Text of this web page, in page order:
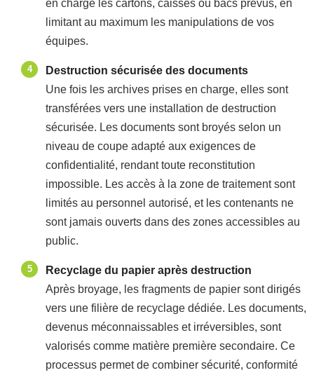
en charge les cartons, caisses ou bacs prévus, en
limitant au maximum les manipulations de vos
équipes.
Destruction sécurisée des documents
Une fois les archives prises en charge, elles sont
transférées vers une installation de destruction
sécurisée. Les documents sont broyés selon un
niveau de coupe adapté aux exigences de
confidentialité, rendant toute reconstitution
impossible. Les accès à la zone de traitement sont
limités au personnel autorisé, et les contenants ne
sont jamais ouverts dans des zones accessibles au
public.
Recyclage du papier après destruction
Après broyage, les fragments de papier sont dirigés
vers une filière de recyclage dédiée. Les documents,
devenus méconnaissables et irréversibles, sont
valorisés comme matière première secondaire. Ce
processus permet de combiner sécurité, conformité